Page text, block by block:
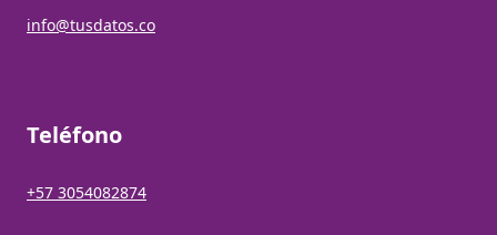
info@tusdatos.co
Teléfono
+57 3054082874